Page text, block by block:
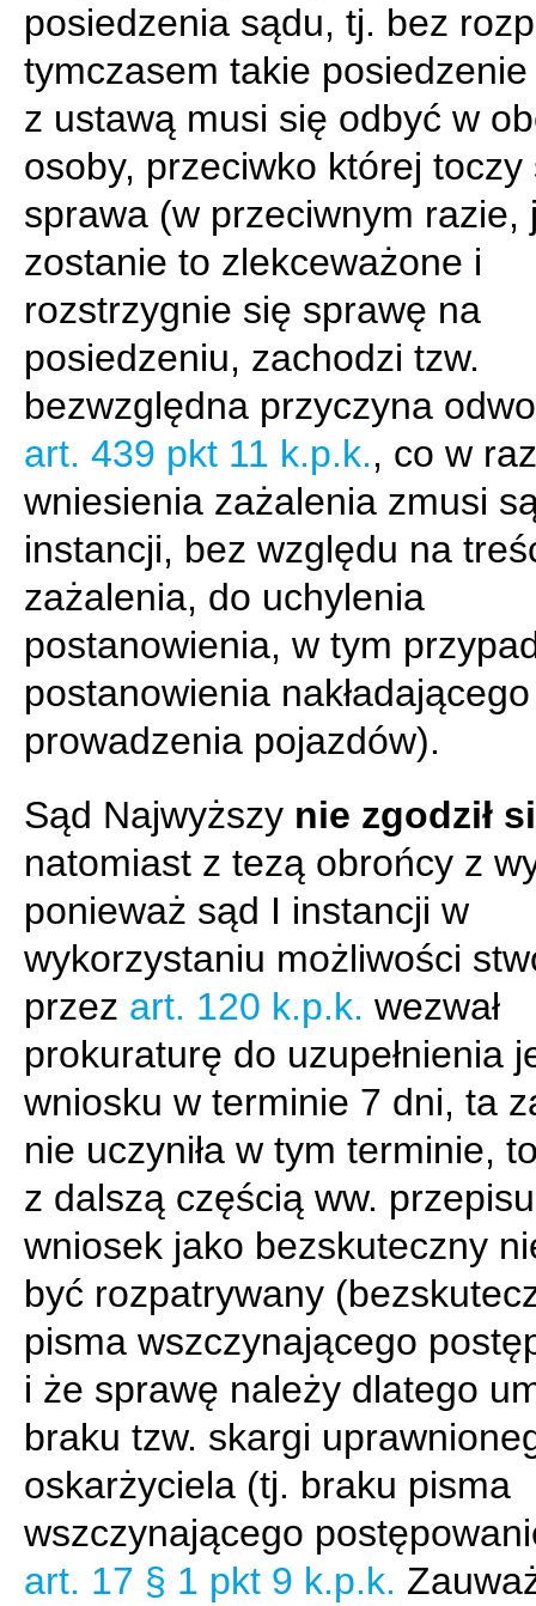
posiedzenia sądu, tj. bez
tymczasem takie
z ustawą musi się odbyć w
osoby, przeciwko której toczy
sprawa (w przeciwnym razie,
zostanie to zlekceważone i
rozstrzygnie się sprawę na
posiedzeniu, zachodzi tzw.
bezwzględna przyczyna
art. 439 pkt 11 k.p.k., co w
wniesienia zażalenia zmusi
instancji, bez względu na
zażalenia, do uchylenia
postanowienia, w tym
postanowienia
prowadzenia pojazdów).
Sąd Najwyższy nie zgodził
natomiast z tezą obrońcy z
ponieważ sąd I instancji w
wykorzystaniu możliwości
przez art. 120 k.p.k. wezwał
prokuraturę do uzupełnienia
wniosku w terminie 7 dni, ta
nie uczyniła w tym terminie,
z dalszą częścią ww.
wniosek jako bezskuteczny
być rozpatrywany
pisma wszczynającego
i że sprawę należy dlatego
braku tzw. skargi
oskarżyciela (tj. braku pisma
wszczynającego
art. 17 § 1 pkt 9 k.p.k.